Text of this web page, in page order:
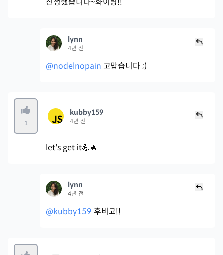
신청했습니다~화이팅!!
lynn
4년 전
@nodelnopain 고맙습니다 ;)
1
kubby159
4년 전
let's get it💪🔥
lynn
4년 전
@kubby159 후비고!!